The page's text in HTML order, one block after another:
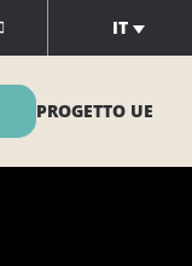
IT
PROGETTO UE